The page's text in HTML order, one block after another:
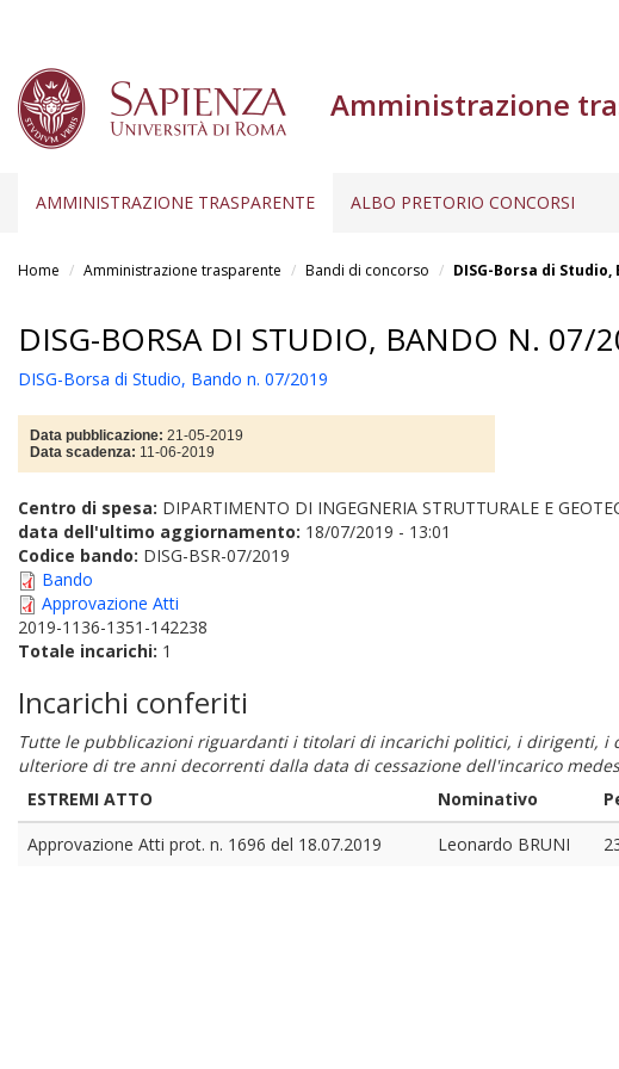
Amministrazione
AMMINISTRAZIONE TRASPARENTE ALBO PRETORIO CONCORSI
Home Amministrazione trasparente Bandi di concorso DISG-Borsa di Studio,
DISG-BORSA DI STUDIO, BANDO N. 07/
DISG-Borsa di Studio, Bando n. 07/2019
Data pubblicazione: 21-05-2019
Data scadenza: 11-06-2019
Centro di spesa: DIPARTIMENTO DI INGEGNERIA STRUTTURALE E
data dell'ultimo aggiornamento: 18/07/2019 - 13:01
Codice bando: DISG-BSR-07/2019
Bando
Approvazione Atti
2019-1136-1351-142238
Totale incarichi: 1
Incarichi conferiti
Tutte le pubblicazioni riguardanti i titolari di incarichi politici, i dirigenti,
ulteriore di tre anni decorrenti dalla data di cessazione dell'incarico
ESTREMI ATTO
Nominativo
Approvazione Atti prot. n. 1696 del 18.07.2019
Leonardo BRUNI